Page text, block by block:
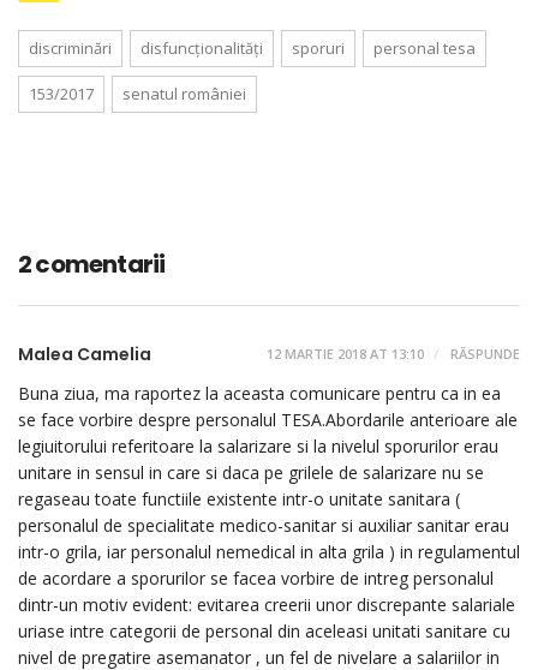
discriminări disfuncționalități sporuri personal tesa
153/2017 senatul româniei
2 comentarii
Malea Camelia 12 MARTIE 2018 AT 13:10 RĂSPUNDE
Buna ziua, ma raportez la aceasta comunicare pentru ca in ea
se face vorbire despre personalul TESA.Abordarile anterioare ale
legiuitorului referitoare la salarizare si la nivelul sporurilor erau
unitare in sensul in care si daca pe grilele de salarizare nu se
regaseau toate functiile existente intr-o unitate sanitara (
personalul de specialitate medico-sanitar si auxiliar sanitar erau
intr-o grila, iar personalul nemedical in alta grila ) in regulamentul
de acordare a sporurilor se facea vorbire de intreg personalul
dintr-un motiv evident: evitarea creerii unor discrepante salariale
uriase intre categorii de personal din aceleasi unitati sanitare cu
nivel de pregatire asemanator , un fel de nivelare a salariilor in